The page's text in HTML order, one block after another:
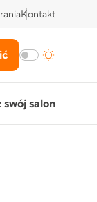
Kontakt
salon